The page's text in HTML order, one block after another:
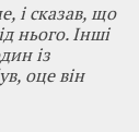
і сказав, що
нього. Інші
із
оце він